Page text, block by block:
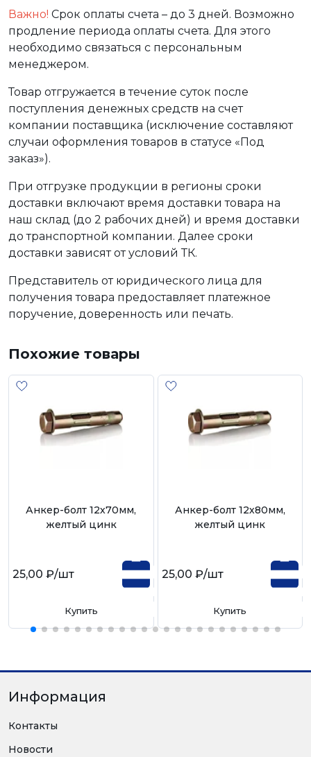
Важно! Срок оплаты счета – до 3 дней. Возможно
продление периода оплаты счета. Для этого
необходимо связаться с персональным
менеджером.
Товар отгружается в течение суток после
поступления денежных средств на счет
компании поставщика (исключение составляют
случаи оформления товаров в статусе «Под
заказ»).
При отгрузке продукции в регионы сроки
доставки включают время доставки товара на
наш склад (до 2 рабочих дней) и время доставки
до транспортной компании. Далее сроки
доставки зависят от условий ТК.
Представитель от юридического лица для
получения товара предоставляет платежное
поручение, доверенность или печать.
Похожие товары
Анкер-болт 12х70мм,
желтый цинк
25,00 ₽/шт
Купить
Анкер-болт 12х80мм,
желтый цинк
25,00 ₽/шт
Купить
Информация
Контакты
Новости